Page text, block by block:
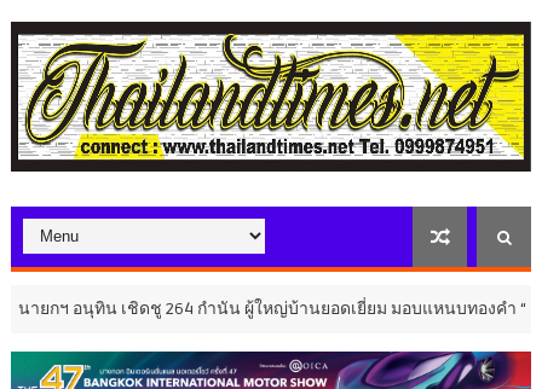
น เชิดชู 264 กำนัน ผู้ใหญ่บ้านยอดเยี่ยม มอบแหนบทองคำ “รางวัลเกียรติย